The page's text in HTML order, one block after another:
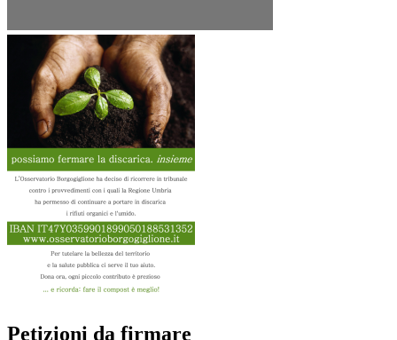
Petizioni da firmare